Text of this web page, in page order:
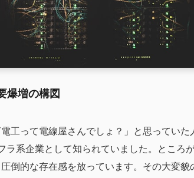
爆増の構図
工って電線屋さんでしょ？」と思ってい
ラ系企業として知られていました。ところ
倒的な存在感を放っています。その大変貌